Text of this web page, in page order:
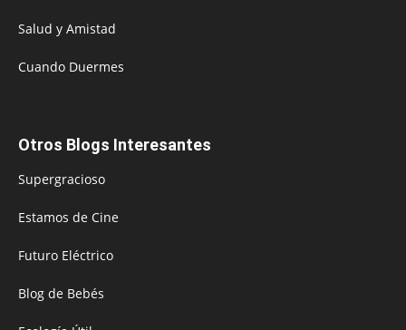
Salud y Amistad
Cuando Duermes
Otros Blogs Interesantes
Supergracioso
Estamos de Cine
Futuro Eléctrico
Blog de Bebés